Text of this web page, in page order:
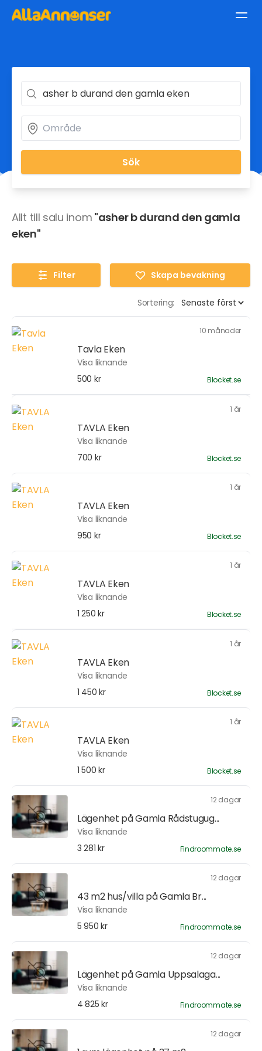
Sök
Allt till salu inom "asher b durand den gamla
eken"
Filter Skapa bevakning
Sortering:
10 månader
Tavla Eken
Visa liknande
500 kr
Blocket.se
1 år
TAVLA Eken
Visa liknande
700 kr
Blocket.se
1 år
TAVLA Eken
Visa liknande
950 kr
Blocket.se
1 år
TAVLA Eken
Visa liknande
1 250 kr
Blocket.se
1 år
TAVLA Eken
Visa liknande
1 450 kr
Blocket.se
1 år
TAVLA Eken
Visa liknande
1 500 kr
Blocket.se
12 dagar
Lägenhet på Gamla Rådstugug...
Visa liknande
3 281 kr
Findroommate.se
12 dagar
43 m2 hus/villa på Gamla Br...
Visa liknande
5 950 kr
Findroommate.se
12 dagar
Lägenhet på Gamla Uppsalaga...
Visa liknande
4 825 kr
Findroommate.se
12 dagar